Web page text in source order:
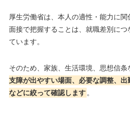
厚生労働省は、本人の適性・能力に
面接で把握することは、就職差別に
ています。
そのため、家族、生活環境、思想信条
支障が出やすい場面、必要な調整、
などに絞って確認します 。